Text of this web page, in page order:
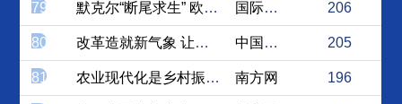
79 默克尔“断尾求生” 欧洲发... 国际在线 206
80 改革造就新气象 让我们赢得... 中国经济网 205
81 农业现代化是乡村振兴的题中... 南方网 196